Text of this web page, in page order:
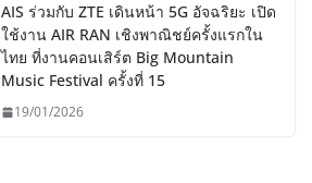
AIS ร่วมกับ ZTE เดินหน้า 5G อัจฉริยะ เปิด
ใช้งาน AIR RAN เชิงพาณิชย์ครั้งแรกใน
ไทย ที่งานคอนเสิร์ต Big Mountain
Music Festival ครั้งที่ 15
19/01/2026